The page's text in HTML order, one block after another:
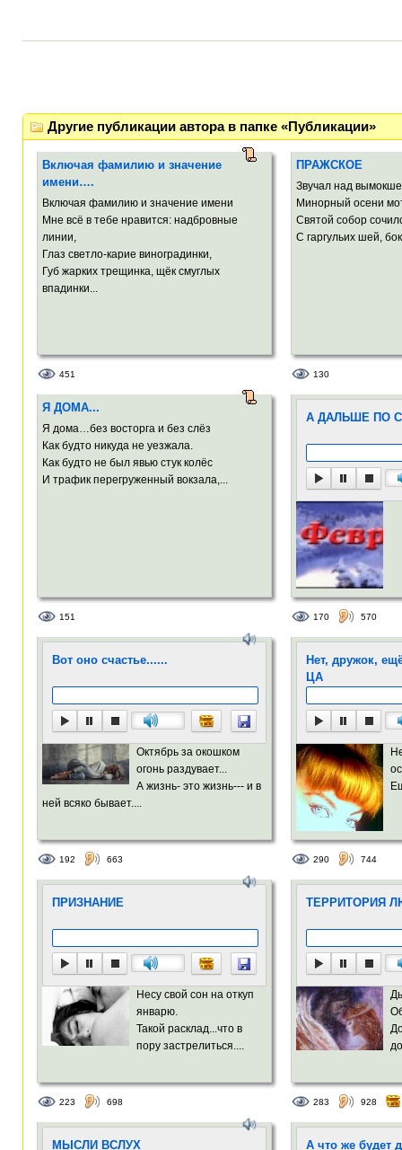
Другие публикации автора в папке «Публикации»
Включая фамилию и значение
имени….
Включая фамилию и значение имени
Мне всё в тебе нравится: надбровные
линии,
Глаз светло-карие виноградинки,
Губ жарких трещинка, щёк смуглых
впадинки...
451
ПРАЖСКОЕ
Звучал над
Минорный осени
Святой собор
С гаргульих шей,
130
Я ДОМА...
Я дома…без восторга и без слёз
Как будто никуда не уезжала.
Как будто не был явью стук колёс
И трафик перегруженный вокзала,...
151
А ДАЛЬШЕ ПО
170 570
Вот оно счастье......
Октябрь за окошком
огонь раздувает...
А жизнь- это жизнь--- и в
ней всяко бывает....
192 663
Нет, дружок,
ЦА
290 744
ПРИЗНАНИЕ
Несу свой сон на откуп
январю.
Такой расклад...что в
пору застрелиться....
223 698
ТЕРРИТОРИЯ
283 928
МЫСЛИ ВСЛУХ А что же будет